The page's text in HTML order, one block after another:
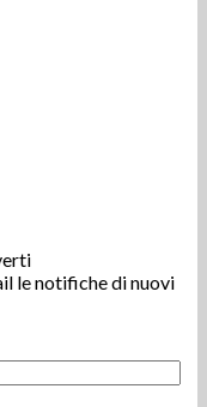
le notifiche di nuovi